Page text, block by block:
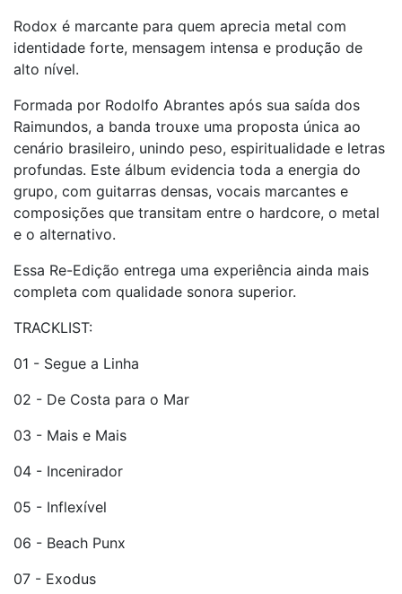
Rodox é marcante para quem aprecia metal com
identidade forte, mensagem intensa e produção de
alto nível.
Formada por Rodolfo Abrantes após sua saída dos
Raimundos, a banda trouxe uma proposta única ao
cenário brasileiro, unindo peso, espiritualidade e letras
profundas. Este álbum evidencia toda a energia do
grupo, com guitarras densas, vocais marcantes e
composições que transitam entre o hardcore, o metal
e o alternativo.
Essa Re-Edição entrega uma experiência ainda mais
completa com qualidade sonora superior.
TRACKLIST:
01 - Segue a Linha
02 - De Costa para o Mar
03 - Mais e Mais
04 - Incenirador
05 - Inflexível
06 - Beach Punx
07 - Exodus